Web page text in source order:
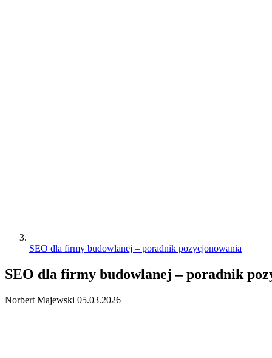
SEO dla firmy budowlanej – poradnik pozycjonowania
SEO dla firmy budowlanej – poradnik
Norbert Majewski 05.03.2026